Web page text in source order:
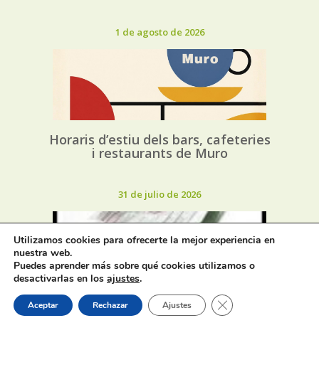
1 de agosto de 2026
Horaris d’estiu dels bars, cafeteries
i restaurants de Muro
31 de julio de 2026
Oferta de Trabajo: SAD, SERVICIO
DE AYUDA A DOMICILIO
Utilizamos cookies para ofrecerte la mejor experiencia en
nuestra web.
Puedes aprender más sobre qué cookies utilizamos o
desactivarlas en los ajustes.
Aceptar Rechazar Ajustes Cerrar el banner de